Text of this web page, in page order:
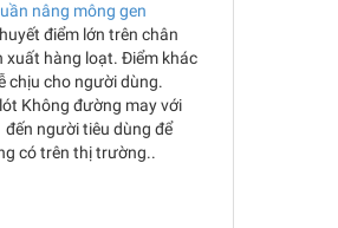
nâng mông gen
điểm lớn trên chân
hàng loạt. Điểm khác
chịu cho người dùng.
Không đường may với
người tiêu dùng để
có trên thị trường..